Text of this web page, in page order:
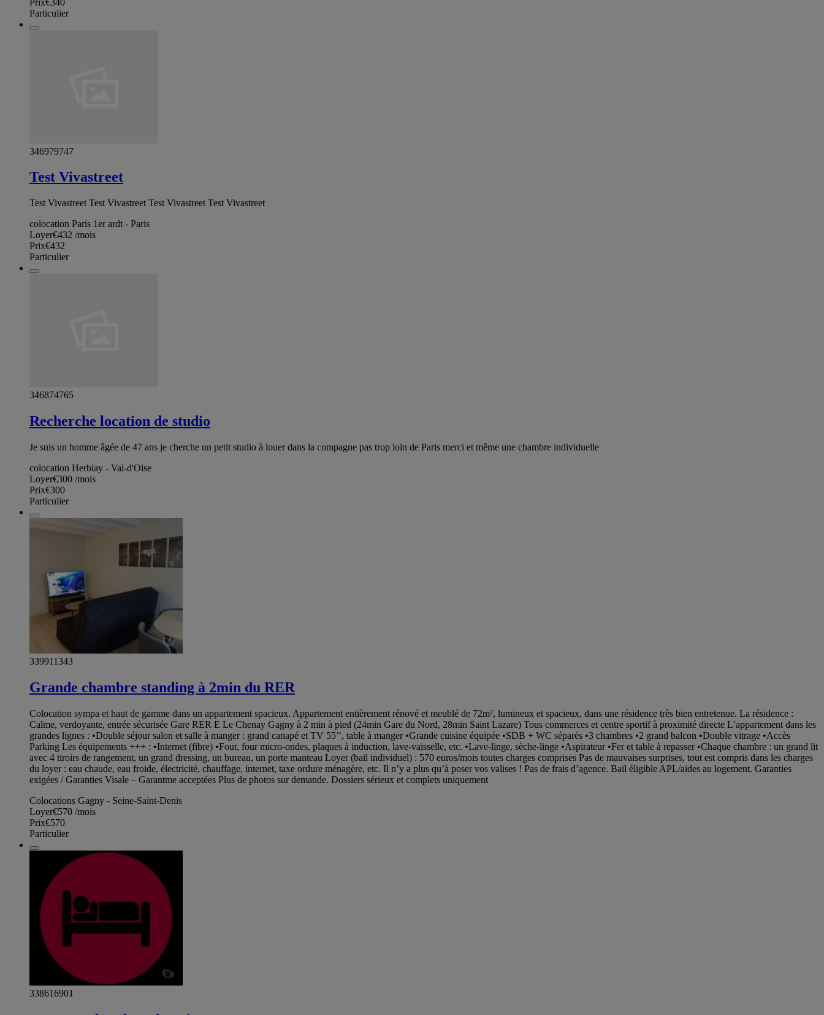
Particulier
346979747
Test Vivastreet
Test Vivastreet Test Vivastreet Test Vivastreet Test Vivastreet
colocation Paris 1er ardt - Paris
Loyer€432 /mois
Prix€432
Particulier
346874765
Recherche location de studio
Je suis un homme âgée de 47 ans je cherche un petit studio à louer dans la compagne pas trop loin de Paris merci et même une chambre individuelle
colocation Herblay - Val-d'Oise
Loyer€300 /mois
Prix€300
Particulier
339911343
Grande chambre standing à 2min du RER
Colocation sympa et haut de gamme dans un appartement spacieux. Appartement entièrement rénové et meublé de 72m², lumineux et spacieux, dans une résidence très bien entretenue. La résidence :
Calme, verdoyante, entrée sécurisée Gare RER E Le Chenay Gagny à 2 min à pied (24min Gare du Nord, 28min Saint Lazare) Tous commerces et centre sportif à proximité directe L’appartement dans les
grandes lignes : •Double séjour salon et salle à manger : grand canapé et TV 55’’, table à manger •Grande cuisine équipée •SDB + WC séparés •3 chambres •2 grand balcon •Double vitrage •Accès
Parking Les équipements +++ : •Internet (fibre) •Four, four micro-ondes, plaques à induction, lave-vaisselle, etc. •Lave-linge, sèche-linge •Aspirateur •Fer et table à repasser •Chaque chambre : un grand lit
avec 4 tiroirs de rangement, un grand dressing, un bureau, un porte manteau Loyer (bail individuel) : 570 euros/mois toutes charges comprises Pas de mauvaises surprises, tout est compris dans les charges
du loyer : eau chaude, eau froide, électricité, chauffage, internet, taxe ordure ménagère, etc. Il n’y a plus qu’à poser vos valises ! Pas de frais d’agence. Bail éligible APL/aides au logement. Garanties
exigées / Garanties Visale – Garantme acceptées Plus de photos sur demande. Dossiers sérieux et complets uniquement
Colocations Gagny - Seine-Saint-Denis
Loyer€570 /mois
Prix€570
Particulier
338616901